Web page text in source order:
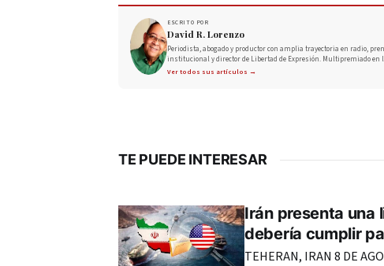
ESCRITO POR
David R. Lorenzo
Periodista, abogado y productor con amplia trayectoria en radio,
institucional y director de Libertad de Expresión. Multipremiado
Ver todos sus artículos →
TE PUEDE INTERESAR
Irán presenta una
debería cumplir
TEHERAN, IRAN 8 DE